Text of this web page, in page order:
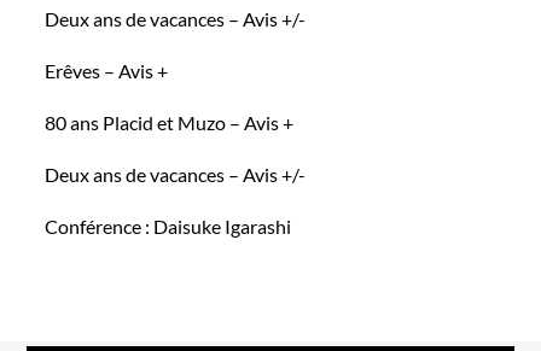
Deux ans de vacances – Avis +/-
Erêves – Avis +
80 ans Placid et Muzo – Avis +
Deux ans de vacances – Avis +/-
Conférence : Daisuke Igarashi